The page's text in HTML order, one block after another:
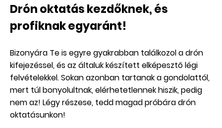
Drón oktatás kezdőknek, és
profiknak egyaránt!
Bizonyára Te is egyre gyakrabban találkozol a drón
kifejezéssel, és az általuk készített elképesztő légi
felvételekkel. Sokan azonban tartanak a gondolattól,
mert túl bonyolultnak, elérhetetlennek hiszik, pedig
nem az! Légy részese, tedd magad próbára drón
oktatásunkon!